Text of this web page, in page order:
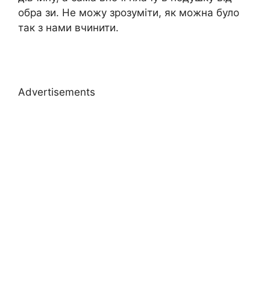
обра зи. Не можу зрозуміти, як можна було
так з нами вчинити.
Advertisements